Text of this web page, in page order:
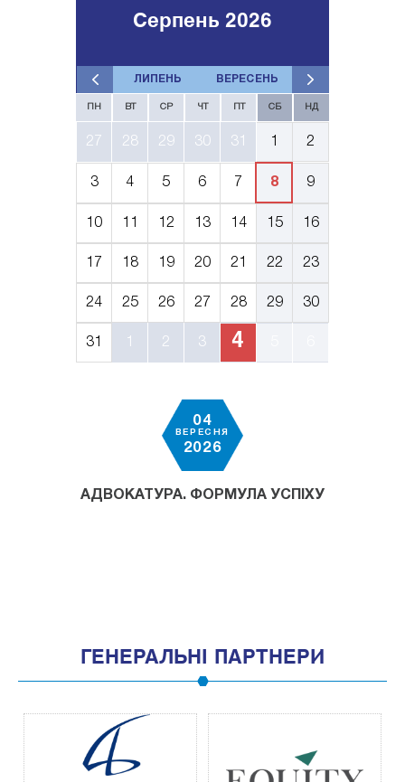
ЛИПЕНЬ ВЕРЕСЕНЬ
Серпень 2026
ПН ВТ СР ЧТ СБ НД
27 28 29 30 31 2
3 4 5 6 7 8 9
10 12 13 14 15 16
17 18 19 20 21 22 23
24 25 26 27 28 29 30
31 2 3 4
04
ВЕРЕСНЯ
2026
АДВОКАТУРА. ФОРМУЛА УСПІХУ
ГЕНЕРАЛЬНІ ПАРТНЕРИ